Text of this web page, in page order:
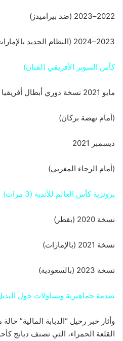
2022–2023 (ضد بيراميدز)
2023–2024 (النظام الجديد بالإمارات ضد مودرن فيوتشر)
كأس السوبر الأفريقي (لقبان)
مايو 2021 نسخة دوري أبطال أفريقيا 2020
(أمام نهضة بركان)
ديسمبر 2021
(أمام الرجاء المغربي)
برونزية كأس العالم للأندية (3 مرات)
نسخة 2020 (بقطر)
نسخة 2021 (بالإمارات)
نسخة 2023 (بالسعودية)
صدمة جماهيرية وتساؤلات حول
وأثار خبر رحيل “الدبابة المالية”
القلعة الحمراء، التي تصنف ديانج